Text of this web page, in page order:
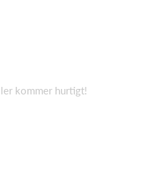
kommer hurtigt!